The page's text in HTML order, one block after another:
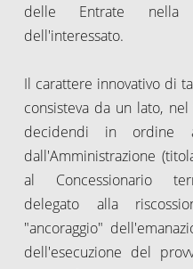
delle Entrate nella
dell'interessato.
Il carattere innovativo di
consisteva da un lato,
decidendi in ordine
dall'Amministrazione
al Concessionario
delegato alla
"ancoraggio"
dell'esecuzione del